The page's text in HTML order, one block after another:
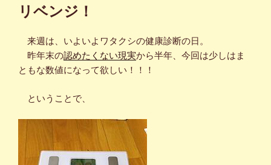
稿
日:
リベンジ！
来週は、いよいよワタクシの健康診断の日。
昨年末の認めたくない現実から半年、今回は少しはま
ともな数値になって欲しい！！！
ということで、